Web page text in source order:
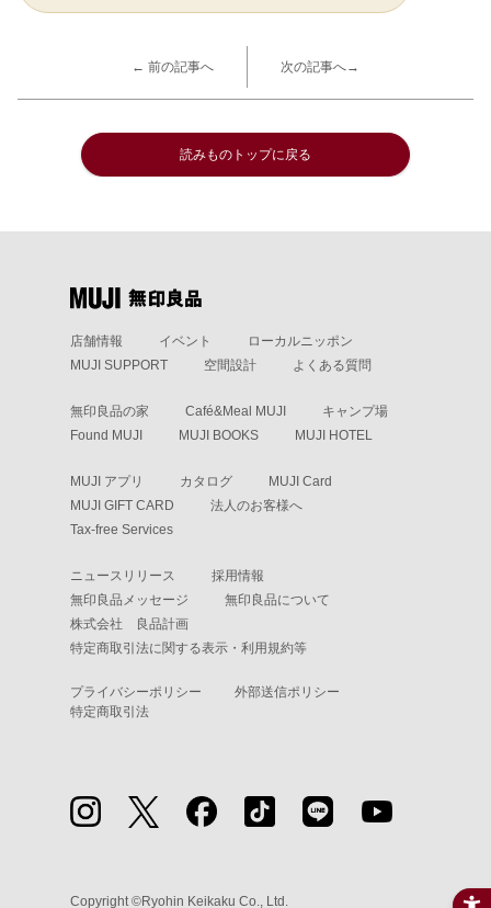
← 前の記事へ 次の記事へ→
読みものトップに戻る
店舗情報 イベント
ローカルニッポン
MUJI SUPPORT
空間設計 よくある質問
無印良品の家 Café&Meal MUJI
キャンプ場
Found MUJI
MUJI BOOKS MUJI HOTEL
MUJI アプリ カタログ
MUJI Card
MUJI GIFT CARD
法人のお客様へ
Tax-free Services
ニュースリリース
採用情報
無印良品メッセージ
無印良品について
株式会社 良品計画
特定商取引法に関する表示・利用規約等
プライバシーポリシー
外部送信ポリシー
特定商取引法
Copyright ©Ryohin Keikaku Co., Ltd.